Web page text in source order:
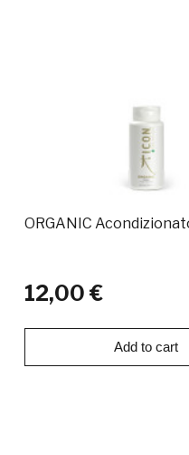
ORGANIC
12,00 €
Add to cart